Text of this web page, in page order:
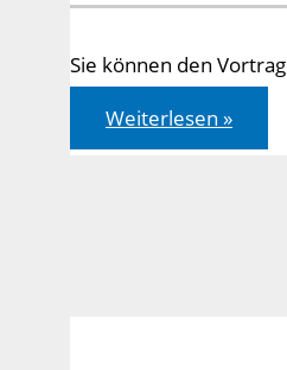
Sie können den Vortrag
Johannes
11,1-
45:
Weiterlesen »